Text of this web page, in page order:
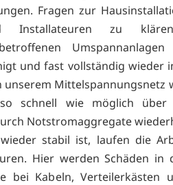
Fragen zur
Installateuren zu
und fast vollständig wieder
unserem Mittelspannungsnetz
schnell wie möglich über
Notstromaggregate
stabil ist, laufen die
Hier werden Schäden in
bei Kabeln, Verteilerkästen